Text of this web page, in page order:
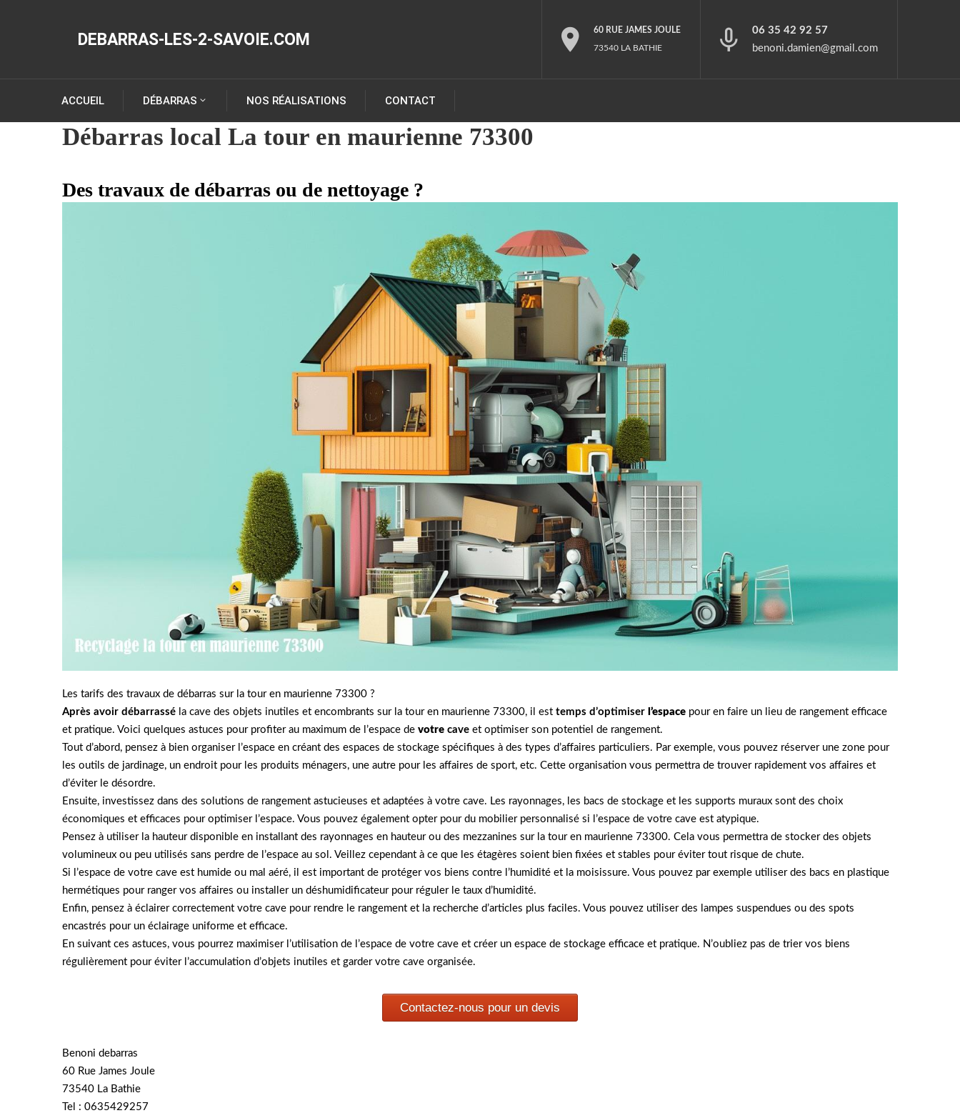
DEBARRAS-LES-2-SAVOIE.COM 60 RUE JAMES JOULE
73540 LA BATHIE
06 35 42 92 57
benoni.damien@gmail.com
ACCUEIL DÉBARRAS NOS RÉALISATIONS CONTACT
Débarras local La tour en maurienne 73300
Des travaux de débarras ou de nettoyage ?
Les tarifs des travaux de débarras sur la tour en maurienne 73300 ?
Après avoir débarrassé la cave des objets inutiles et encombrants sur la tour en maurienne 73300, il est temps d’optimiser l’espace pour en faire un lieu de rangement efficace
et pratique. Voici quelques astuces pour profiter au maximum de l’espace de votre cave et optimiser son potentiel de rangement.
Tout d’abord, pensez à bien organiser l’espace en créant des espaces de stockage spécifiques à des types d’affaires particuliers. Par exemple, vous pouvez réserver une zone pour
les outils de jardinage, un endroit pour les produits ménagers, une autre pour les affaires de sport, etc. Cette organisation vous permettra de trouver rapidement vos affaires et
d’éviter le désordre.
Ensuite, investissez dans des solutions de rangement astucieuses et adaptées à votre cave. Les rayonnages, les bacs de stockage et les supports muraux sont des choix
économiques et efficaces pour optimiser l’espace. Vous pouvez également opter pour du mobilier personnalisé si l’espace de votre cave est atypique.
Pensez à utiliser la hauteur disponible en installant des rayonnages en hauteur ou des mezzanines sur la tour en maurienne 73300. Cela vous permettra de stocker des objets
volumineux ou peu utilisés sans perdre de l’espace au sol. Veillez cependant à ce que les étagères soient bien fixées et stables pour éviter tout risque de chute.
Si l’espace de votre cave est humide ou mal aéré, il est important de protéger vos biens contre l’humidité et la moisissure. Vous pouvez par exemple utiliser des bacs en plastique
hermétiques pour ranger vos affaires ou installer un déshumidificateur pour réguler le taux d’humidité.
Enfin, pensez à éclairer correctement votre cave pour rendre le rangement et la recherche d’articles plus faciles. Vous pouvez utiliser des lampes suspendues ou des spots
encastrés pour un éclairage uniforme et efficace.
En suivant ces astuces, vous pourrez maximiser l’utilisation de l’espace de votre cave et créer un espace de stockage efficace et pratique. N’oubliez pas de trier vos biens
régulièrement pour éviter l’accumulation d’objets inutiles et garder votre cave organisée.
Contactez-nous pour un devis
Benoni debarras
60 Rue James Joule
73540 La Bathie
Tel : 0635429257